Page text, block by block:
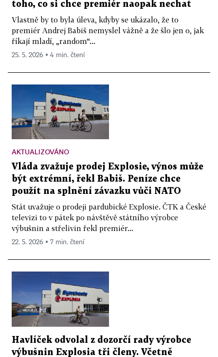
toho, co si chce premiér naopak nechat
Vlastně by to byla úleva, kdyby se ukázalo, že to
premiér Andrej Babiš nemyslel vážně a že šlo jen o, jak
říkají mladí, „random“...
25. 5. 2026 ▪ 4 min. čtení
AKTUALIZOVÁNO
Vláda zvažuje prodej Explosie, výnos může
být extrémní, řekl Babiš. Peníze chce
použít na splnění závazku vůči NATO
Stát uvažuje o prodeji pardubické Explosie. ČTK a České
televizi to v pátek po návštěvě státního výrobce
výbušnin a střelivin řekl premiér...
22. 5. 2026 ▪ 7 min. čtení
Havlíček odvolal z dozorčí rady výrobce
výbušnin Explosia tři členy. Včetně